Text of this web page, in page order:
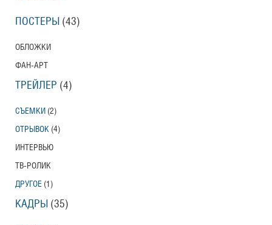
ПОСТЕРЫ (43)
ОБЛОЖКИ
ФАН-АРТ
ТРЕЙЛЕР (4)
СЪЕМКИ (2)
ОТРЫВОК (4)
ИНТЕРВЬЮ
ТВ-РОЛИК
ДРУГОЕ (1)
КАДРЫ (35)